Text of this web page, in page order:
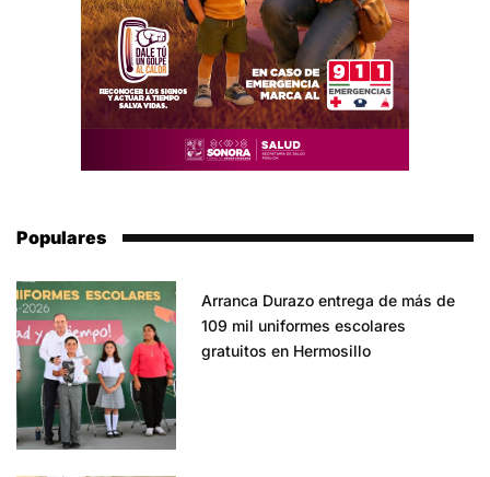
Populares
Arranca Durazo entrega de más de
109 mil uniformes escolares
gratuitos en Hermosillo